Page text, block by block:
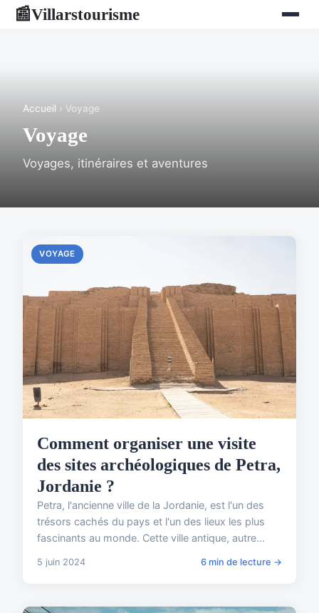
📰Villarstourisme
Accueil › Voyage
Voyage
Voyages, itinéraires et aventures
VOYAGE
Comment organiser une visite
des sites archéologiques de Petra,
Jordanie ?
Petra, l'ancienne ville de la Jordanie, est l'un des
trésors cachés du pays et l'un des lieux les plus
fascinants au monde. Cette ville antique, autre...
5 juin 2024 6 min de lecture →